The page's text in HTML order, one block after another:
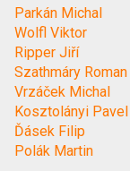
Parkán Michal
Wolfl Viktor
Ripper Jiří
Szathmáry Roman
Vrzáček Michal
Kosztolányi Pavel
Ďásek Filip
Polák Martin